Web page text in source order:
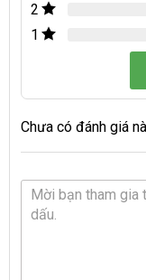
2
1
Chưa có đánh giá